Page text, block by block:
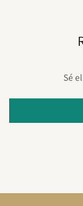
Sé